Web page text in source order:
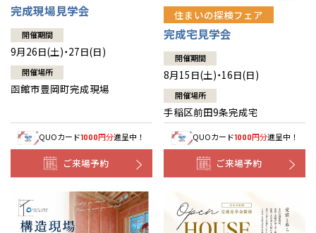
完成現場見学会
開催期間
9月26日(土)・27日(日)
開催場所
函館市豊岡町完成現場
QUOカード1000円分進呈中！
ご来場予約
住まいの探検フェア
完成宅見学会
開催期間
8月15日(土)・16日(日)
開催場所
手稲区前田9条完成宅
QUOカード1000円分進呈中！
ご来場予約